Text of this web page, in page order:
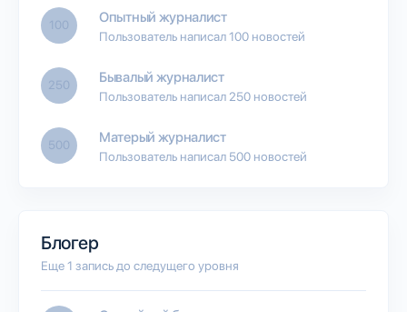
100 Опытный журналист
Пользователь написал 100 новостей
250 Бывалый журналист
Пользователь написал 250 новостей
500 Матерый журналист
Пользователь написал 500 новостей
Блогер
Еще 1 запись до следущего уровня